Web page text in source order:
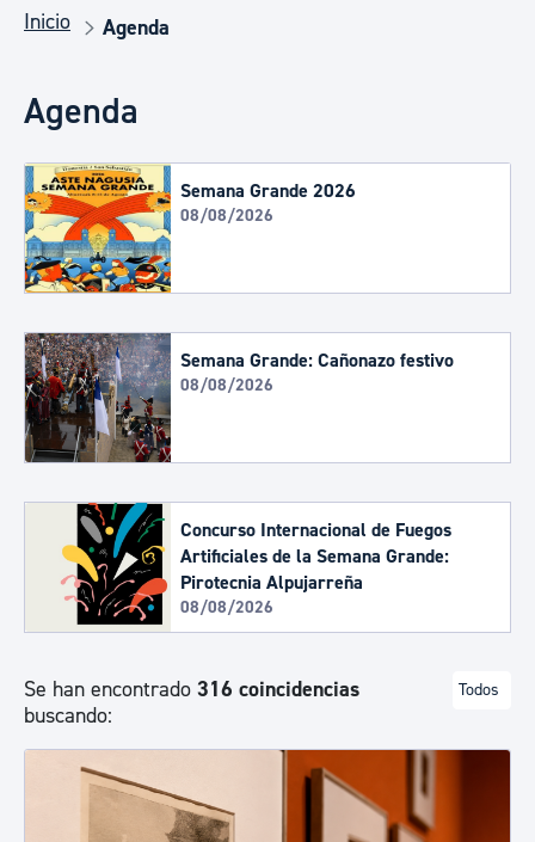
Inicio Agenda
Agenda
Semana Grande 2026
08/08/2026
Semana Grande: Cañonazo festivo
08/08/2026
Concurso Internacional de Fuegos
Artificiales de la Semana Grande:
Pirotecnia Alpujarreña
08/08/2026
Se han encontrado 316 coincidencias
buscando:
Todos